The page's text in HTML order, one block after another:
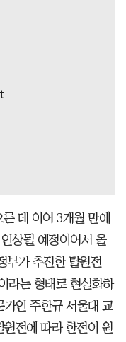
데 이어 3개월 만에
상될 예정이어서 올
부가 추진한 탈원전
라는 형태로 현실화하
가인 주한규 서울대 교
전에 따라 한전이 원